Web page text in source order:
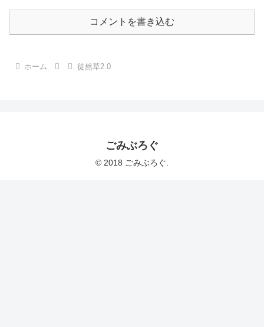
コメントを書き込む
ホーム 徒然草2.0
ごみぶろぐ
© 2018 ごみぶろぐ.